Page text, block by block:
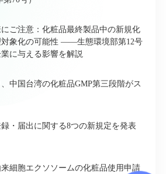
ご注意：化粧品最終製品中の新規化
象化の可能性 ――生態環境部第12号
に与える影響を解説
中国台湾の化粧品GMP第三段階がス
・届出に関する8つの新規定を発表
細胞エクソソームの化粧品使用申請